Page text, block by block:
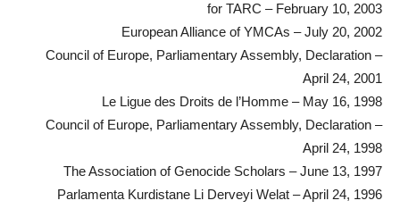
for TARC – February 10, 2003
European Alliance of YMCAs – July 20, 2002
Council of Europe, Parliamentary Assembly, Declaration –
April 24, 2001
Le Ligue des Droits de l’Homme – May 16, 1998
Council of Europe, Parliamentary Assembly, Declaration –
April 24, 1998
The Association of Genocide Scholars – June 13, 1997
Parlamenta Kurdistane Li Derveyi Welat – April 24, 1996